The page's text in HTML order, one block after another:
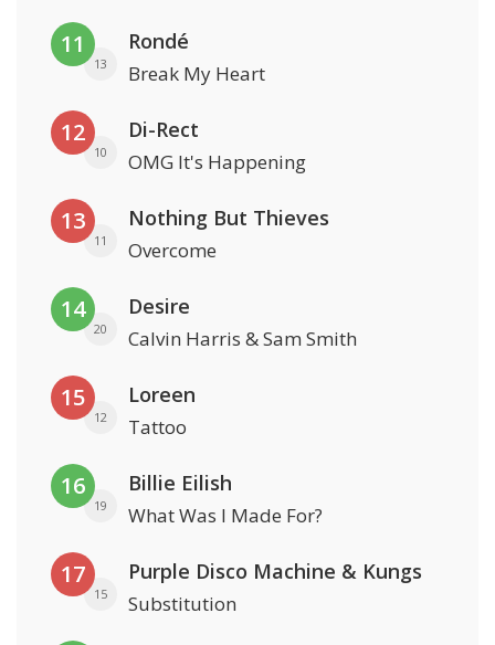
11
13
Rondé
Break My Heart
12
10
Di-Rect
OMG It's Happening
13
11
Nothing But Thieves
Overcome
14
20
Desire
Calvin Harris & Sam Smith
15
12
Loreen
Tattoo
16
19
Billie Eilish
What Was I Made For?
17
15
Purple Disco Machine & Kungs
Substitution